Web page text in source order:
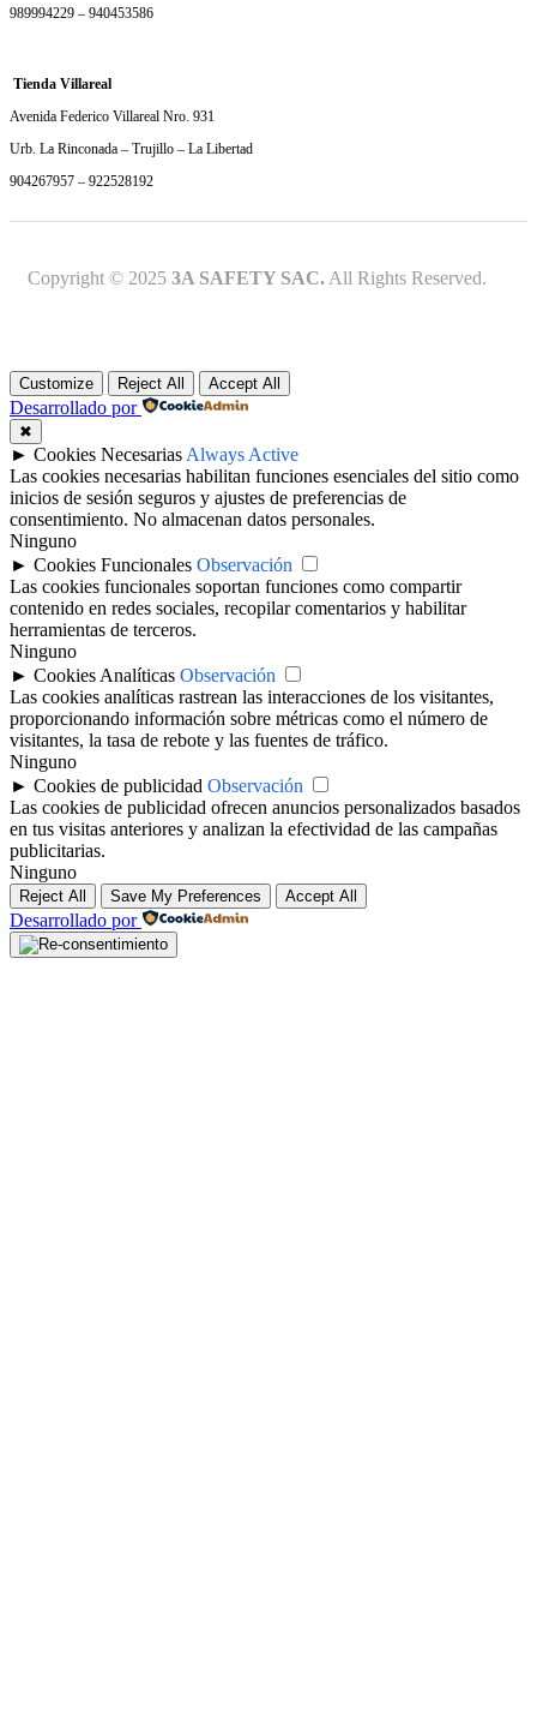
989994229 – 940453586
Tienda Villareal
Avenida Federico Villareal Nro. 931
Urb. La Rinconada – Trujillo – La Libertad
904267957 – 922528192
Copyright © 2025 3A SAFETY SAC. All Rights Reserved.
Customize Reject All Accept All
Desarrollado por
✖
► Cookies Necesarias Always Active
Las cookies necesarias habilitan funciones esenciales del sitio como
inicios de sesión seguros y ajustes de preferencias de
consentimiento. No almacenan datos personales.
Ninguno
► Cookies Funcionales Observación
Las cookies funcionales soportan funciones como compartir
contenido en redes sociales, recopilar comentarios y habilitar
herramientas de terceros.
Ninguno
► Cookies Analíticas Observación
Las cookies analíticas rastrean las interacciones de los visitantes,
proporcionando información sobre métricas como el número de
visitantes, la tasa de rebote y las fuentes de tráfico.
Ninguno
► Cookies de publicidad Observación
Las cookies de publicidad ofrecen anuncios personalizados basados
en tus visitas anteriores y analizan la efectividad de las campañas
publicitarias.
Ninguno
Reject All Save My Preferences Accept All
Desarrollado por